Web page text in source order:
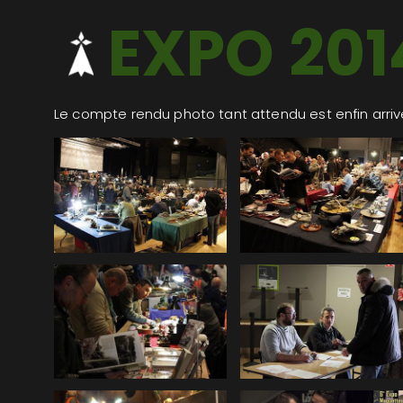
EXPO
Le compte rendu photo tant attendu est enfin